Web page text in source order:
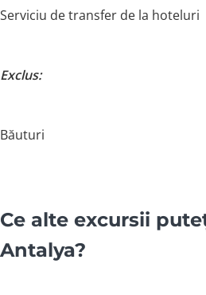
Serviciu de transfer de la hoteluri
Exclus:
Băuturi
Ce alte excursii
Antalya?